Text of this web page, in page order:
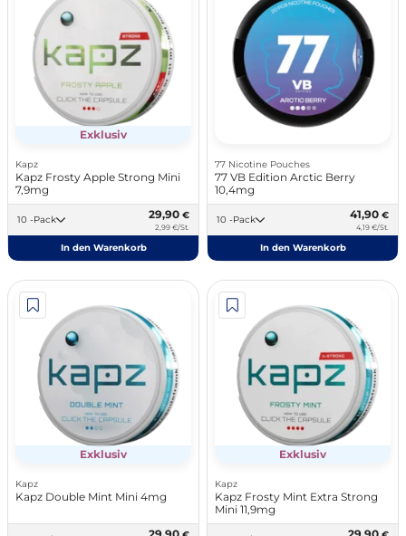
Exklusiv
Kapz
Kapz Frosty Apple Strong Mini
7,9mg
10 -Pack 29,90 €
2,99 €/St.
In den Warenkorb
77 Nicotine Pouches
77 VB Edition Arctic Berry
10,4mg
10 -Pack 41,90 €
4,19 €/St.
In den Warenkorb
Exklusiv
Kapz
Kapz Double Mint Mini 4mg
Exklusiv
Kapz
Kapz Frosty Mint Extra Strong
Mini 11,9mg